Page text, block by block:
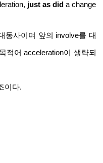
just as did a change
동사이며 앞의 involve를 대
목적어 acceleration이 생략되
이다.